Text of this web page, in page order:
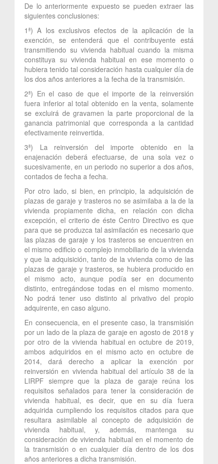
De lo anteriormente expuesto se pueden extraer las
siguientes conclusiones:
1ª) A los exclusivos efectos de la aplicación de la
exención, se entenderá que el contribuyente está
transmitiendo su vivienda habitual cuando la misma
constituya su vivienda habitual en ese momento o
hubiera tenido tal consideración hasta cualquier día de
los dos años anteriores a la fecha de la transmisión.
2ª) En el caso de que el importe de la reinversión
fuera inferior al total obtenido en la venta, solamente
se excluirá de gravamen la parte proporcional de la
ganancia patrimonial que corresponda a la cantidad
efectivamente reinvertida.
3ª) La reinversión del importe obtenido en la
enajenación deberá efectuarse, de una sola vez o
sucesivamente, en un periodo no superior a dos años,
contados de fecha a fecha.
Por otro lado, si bien, en principio, la adquisición de
plazas de garaje y trasteros no se asimilaba a la de la
vivienda propiamente dicha, en relación con dicha
excepción, el criterio de éste Centro Directivo es que
para que se produzca tal asimilación es necesario que
las plazas de garaje y los trasteros se encuentren en
el mismo edificio o complejo inmobiliario de la vivienda
y que la adquisición, tanto de la vivienda como de las
plazas de garaje y trasteros, se hubiera producido en
el mismo acto, aunque podía ser en documento
distinto, entregándose todas en el mismo momento.
No podrá tener uso distinto al privativo del propio
adquirente, en caso alguno.
En consecuencia, en el presente caso, la transmisión
por un lado de la plaza de garaje en agosto de 2018 y
por otro de la vivienda habitual en octubre de 2019,
ambos adquiridos en el mismo acto en octubre de
2014, dará derecho a aplicar la exención por
reinversión en vivienda habitual del artículo 38 de la
LIRPF siempre que la plaza de garaje reúna los
requisitos señalados para tener la consideración de
vivienda habitual, es decir, que en su día fuera
adquirida cumpliendo los requisitos citados para que
resultara asimilable al concepto de adquisición de
vivienda habitual, y, además, mantenga su
consideración de vivienda habitual en el momento de
la transmisión o en cualquier día dentro de los dos
años anteriores a dicha transmisión.